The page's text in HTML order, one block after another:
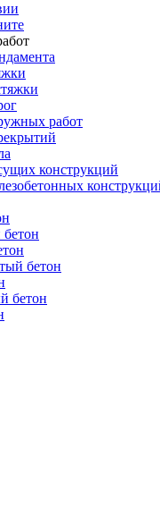
работ
конструкций
бетон
бетон